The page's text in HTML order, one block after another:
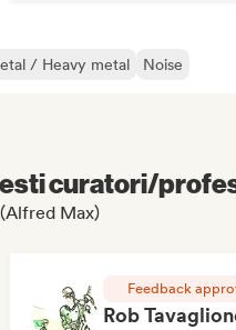
/ Heavy metal Noise
curatori/
Max)
Feedback